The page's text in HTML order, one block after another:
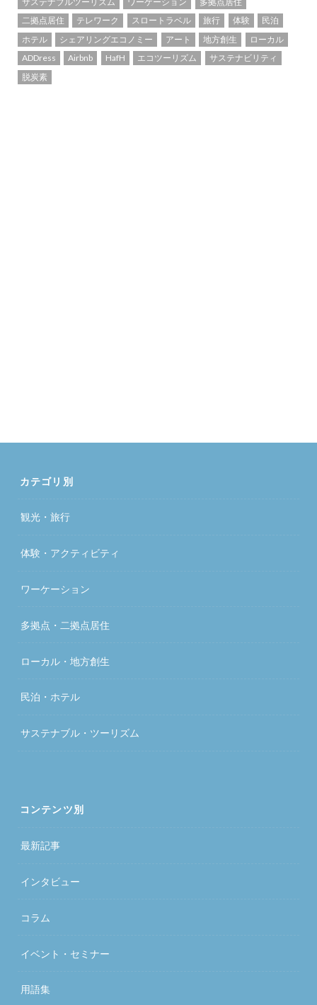
二拠点居住
テレワーク スロートラベル 旅行 体験
民泊
ホテル
シェアリングエコノミー アート 地方創生
ローカル
ADDress
Airbnb HafH エコツーリズム
サステナビリティ
脱炭素
カテゴリ別
観光・旅行
体験・アクティビティ
ワーケーション
多拠点・二拠点居住
ローカル・地方創生
民泊・ホテル
サステナブル・ツーリズム
コンテンツ別
最新記事
インタビュー
コラム
イベント・セミナー
用語集